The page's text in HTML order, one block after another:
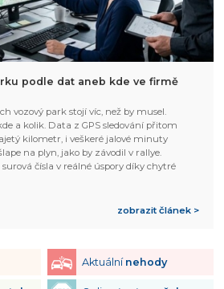
podle dat aneb kde ve firmě
vozový park stojí víc, než by musel.
a kolik. Data z GPS sledování přitom
kilometr, i veškeré jalové minuty
na plyn, jako by závodil v rallye.
čísla v reálné úspory díky chytré
zobrazit článek >
Aktuální nehody